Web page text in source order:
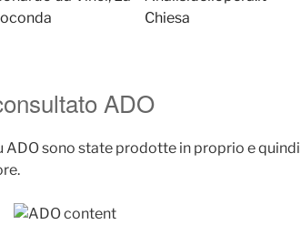
ADO
ADO sono state prodotte in proprio e quindi